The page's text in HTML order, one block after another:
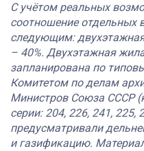
С учётом реальных
соотношение отдельных
следующим:
– 40%. Двухэтажная
запланирована по
Комитетом по делам
Министров Союза СССР
серии: 204, 226, 241,
предусматривали
и газификацию.